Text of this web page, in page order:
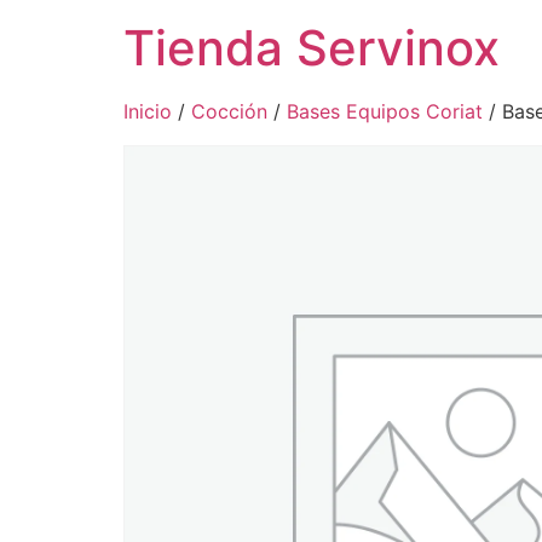
Tienda Servinox
Inicio / Cocción / Bases Equipos Coriat /